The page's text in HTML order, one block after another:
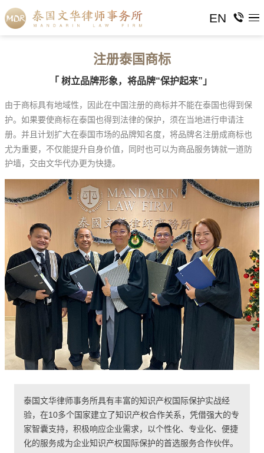
EN
注册泰国商标
「 树立品牌形象，将品牌“保护起来”」
由于商标具有地域性，因此在中国注册的商标并不能在泰国也得到保
护。如果要使商标在泰国也得到法律的保护，须在当地进行申请注
册。 并且计划扩大在泰国市场的品牌知名度，将品牌名注册成商标也
尤为重要，不仅能提升自身价值，同时也可以为商品服务铸就一道防
护墙，交由文华代办更为快捷。
泰国文华律师事务所具有丰富的知识产权国际保护实战经
验， 在10多个国家建立了知识产权合作关系，凭借强大的专
家智囊支持，积极响应企业需求，以个性化、专业化、便捷
化的服务成为企业知识产权国际保护的首选服务合作伙伴。